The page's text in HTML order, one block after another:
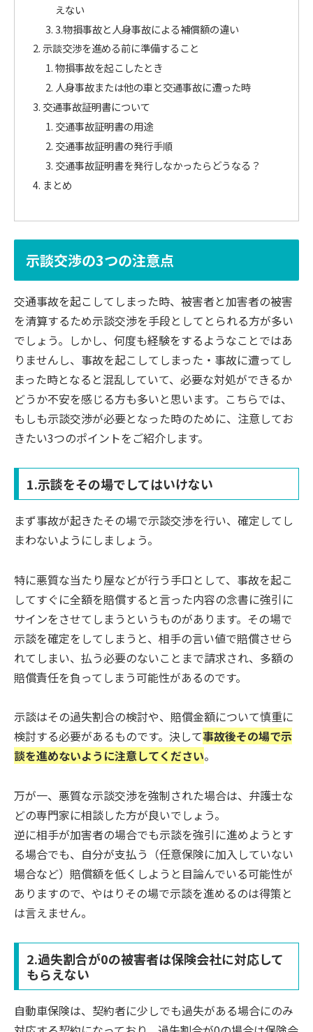
えない
3.物損事故と人身事故による補償額の違い
示談交渉を進める前に準備すること
物損事故を起こしたとき
人身事故または他の車と交通事故に遭った時
交通事故証明書について
交通事故証明書の用途
交通事故証明書の発行手順
交通事故証明書を発行しなかったらどうなる？
まとめ
示談交渉の3つの注意点
交通事故を起こしてしまった時、被害者と加害者の被害
を清算するため示談交渉を手段としてとられる方が多い
でしょう。しかし、何度も経験をするようなことではあ
りませんし、事故を起こしてしまった・事故に遭ってし
まった時となると混乱していて、必要な対処ができるか
どうか不安を感じる方も多いと思います。こちらでは、
もしも示談交渉が必要となった時のために、注意してお
きたい3つのポイントをご紹介します。
1.示談をその場でしてはいけない
まず事故が起きたその場で示談交渉を行い、確定してし
まわないようにしましょう。
特に悪質な当たり屋などが行う手口として、事故を起こ
してすぐに全額を賠償すると言った内容の念書に強引に
サインをさせてしまうというものがあります。その場で
示談を確定をしてしまうと、相手の言い値で賠償させら
れてしまい、払う必要のないことまで請求され、多額の
賠償責任を負ってしまう可能性があるのです。
示談はその過失割合の検討や、賠償金額について慎重に
検討する必要があるものです。決して事故後その場で示
談を進めないように注意してください。
万が一、悪質な示談交渉を強制された場合は、弁護士な
どの専門家に相談した方が良いでしょう。
逆に相手が加害者の場合でも示談を強引に進めようとす
る場合でも、自分が支払う（任意保険に加入していない
場合など）賠償額を低くしようと目論んでいる可能性が
ありますので、やはりその場で示談を進めるのは得策と
は言えません。
2.過失割合が0の被害者は保険会社に対応して
もらえない
自動車保険は、契約者に少しでも過失がある場合にのみ